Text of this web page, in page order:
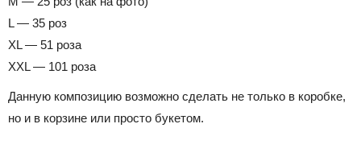
L — 35 роз
XL — 51 роза
XXL — 101 роза
Данную композицию возможно сделать не только в коробке,
но и в корзине или просто букетом.